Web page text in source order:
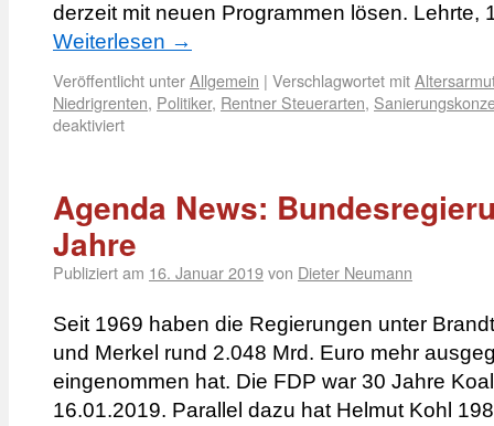
derzeit mit neuen Programmen lösen. Lehrte,
Weiterlesen →
Veröffentlicht unterAllgemein | Verschlagwortet mit
Niedrigrenten, Politiker, Rentner Steuerarten,
deaktiviert
Agenda News:
Jahre
Publiziert am 16. Januar 2019von Dieter Neumann
Seit 1969 haben die Regierungen unter
und Merkel rund 2.048 Mrd. Euro mehr
eingenommen hat. Die FDP war 30 Jahre
16.01.2019. Parallel dazu hat Helmut Kohl